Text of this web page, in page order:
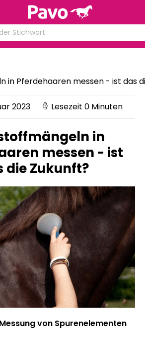
in Pferdehaaren messen - ist das
2023 Lesezeit 0 Minuten
in
messen - ist
die Zukunft?
von Spurenelementen